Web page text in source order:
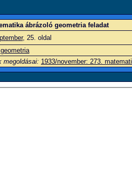
ábrázoló geometria feladat
, 25. oldal
megoldásai: 1933/november: 273.